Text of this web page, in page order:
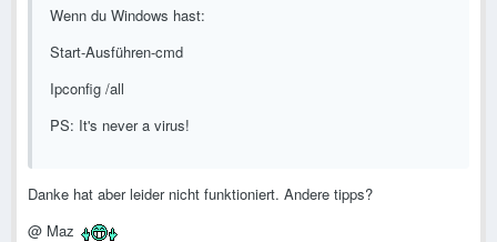
Wenn du Windows hast:
Start-Ausführen-cmd
Ipconfig /all
PS: It's never a virus!
Danke hat aber leider nicht funktioniert. Andere tipps?
@ Maz